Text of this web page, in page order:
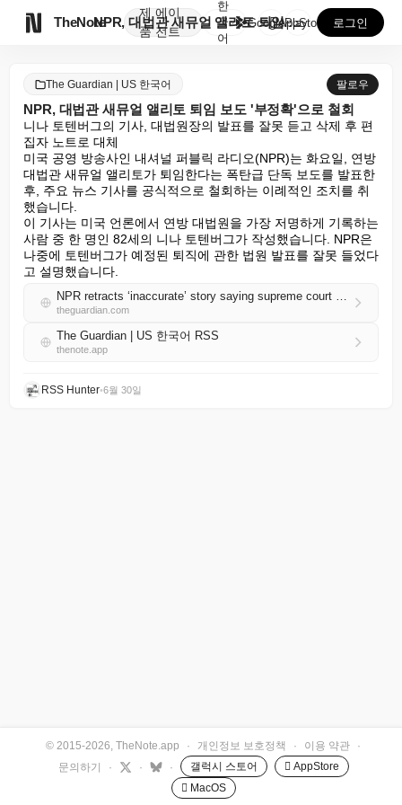
TheNote
제
품
에이
전트
NPR, 대법관 새뮤얼 앨리토 퇴임 보도 '부정확'으로...
한
국
어
GooglePlay
AppStore 로그인
The Guardian | US 한국어 팔로우
NPR, 대법관 새뮤얼 앨리토 퇴임 보도 '부정확'으로 철회
니나 토텐버그의 기사, 대법원장의 발표를 잘못 듣고 삭제 후 편
집자 노트로 대체
미국 공영 방송사인 내셔널 퍼블릭 라디오(NPR)는 화요일, 연방
대법관 새뮤얼 앨리토가 퇴임한다는 폭탄급 단독 보도를 발표한
후, 주요 뉴스 기사를 공식적으로 철회하는 이례적인 조치를 취
했습니다.
이 기사는 미국 언론에서 연방 대법원을 가장 저명하게 기록하는
사람 중 한 명인 82세의 니나 토텐버그가 작성했습니다. NPR은
나중에 토텐버그가 예정된 퇴직에 관한 법원 발표를 잘못 들었다
고 설명했습니다.
NPR retracts ‘inaccurate’ story saying supreme court justice Samuel Alito retiring
theguardian.com
The Guardian | US 한국어 RSS
thenote.app
RSS Hunter•6월 30일
© 2015-2026, TheNote.app · 개인정보 보호정책 · 이용 약관
·
문의하기
· · · 갤럭시 스토어
 AppStore
 MacOS